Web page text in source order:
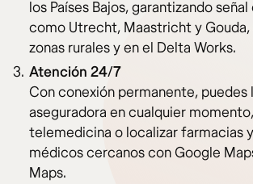
los Países Bajos, garantizando
como Utrecht, Maastricht y Gouda,
zonas rurales y en el Delta Works.
Atención 24/7
Con conexión permanente, puedes
aseguradora en cualquier
telemedicina o localizar farmacias
médicos cercanos con Google
Maps.